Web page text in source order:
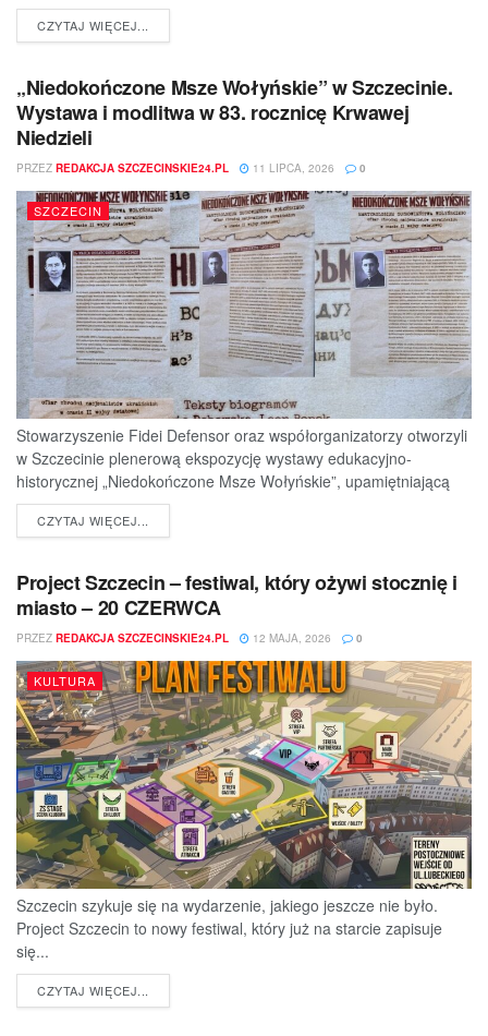
CZYTAJ WIĘCEJ...
„Niedokończone Msze Wołyńskie” w Szczecinie.
Wystawa i modlitwa w 83. rocznicę Krwawej
Niedzieli
PRZEZ REDAKCJA SZCZECINSKIE24.PL 11 LIPCA, 2026 0
SZCZECIN
Stowarzyszenie Fidei Defensor oraz współorganizatorzy otworzyli
w Szczecinie plenerową ekspozycję wystawy edukacyjno-
historycznej „Niedokończone Msze Wołyńskie”, upamiętniającą
ofiary jednej z najtragiczniejszych...
CZYTAJ WIĘCEJ...
Project Szczecin – festiwal, który ożywi stocznię i
miasto – 20 CZERWCA
PRZEZ REDAKCJA SZCZECINSKIE24.PL 12 MAJA, 2026 0
KULTURA
Szczecin szykuje się na wydarzenie, jakiego jeszcze nie było.
Project Szczecin to nowy festiwal, który już na starcie zapisuje
się...
CZYTAJ WIĘCEJ...